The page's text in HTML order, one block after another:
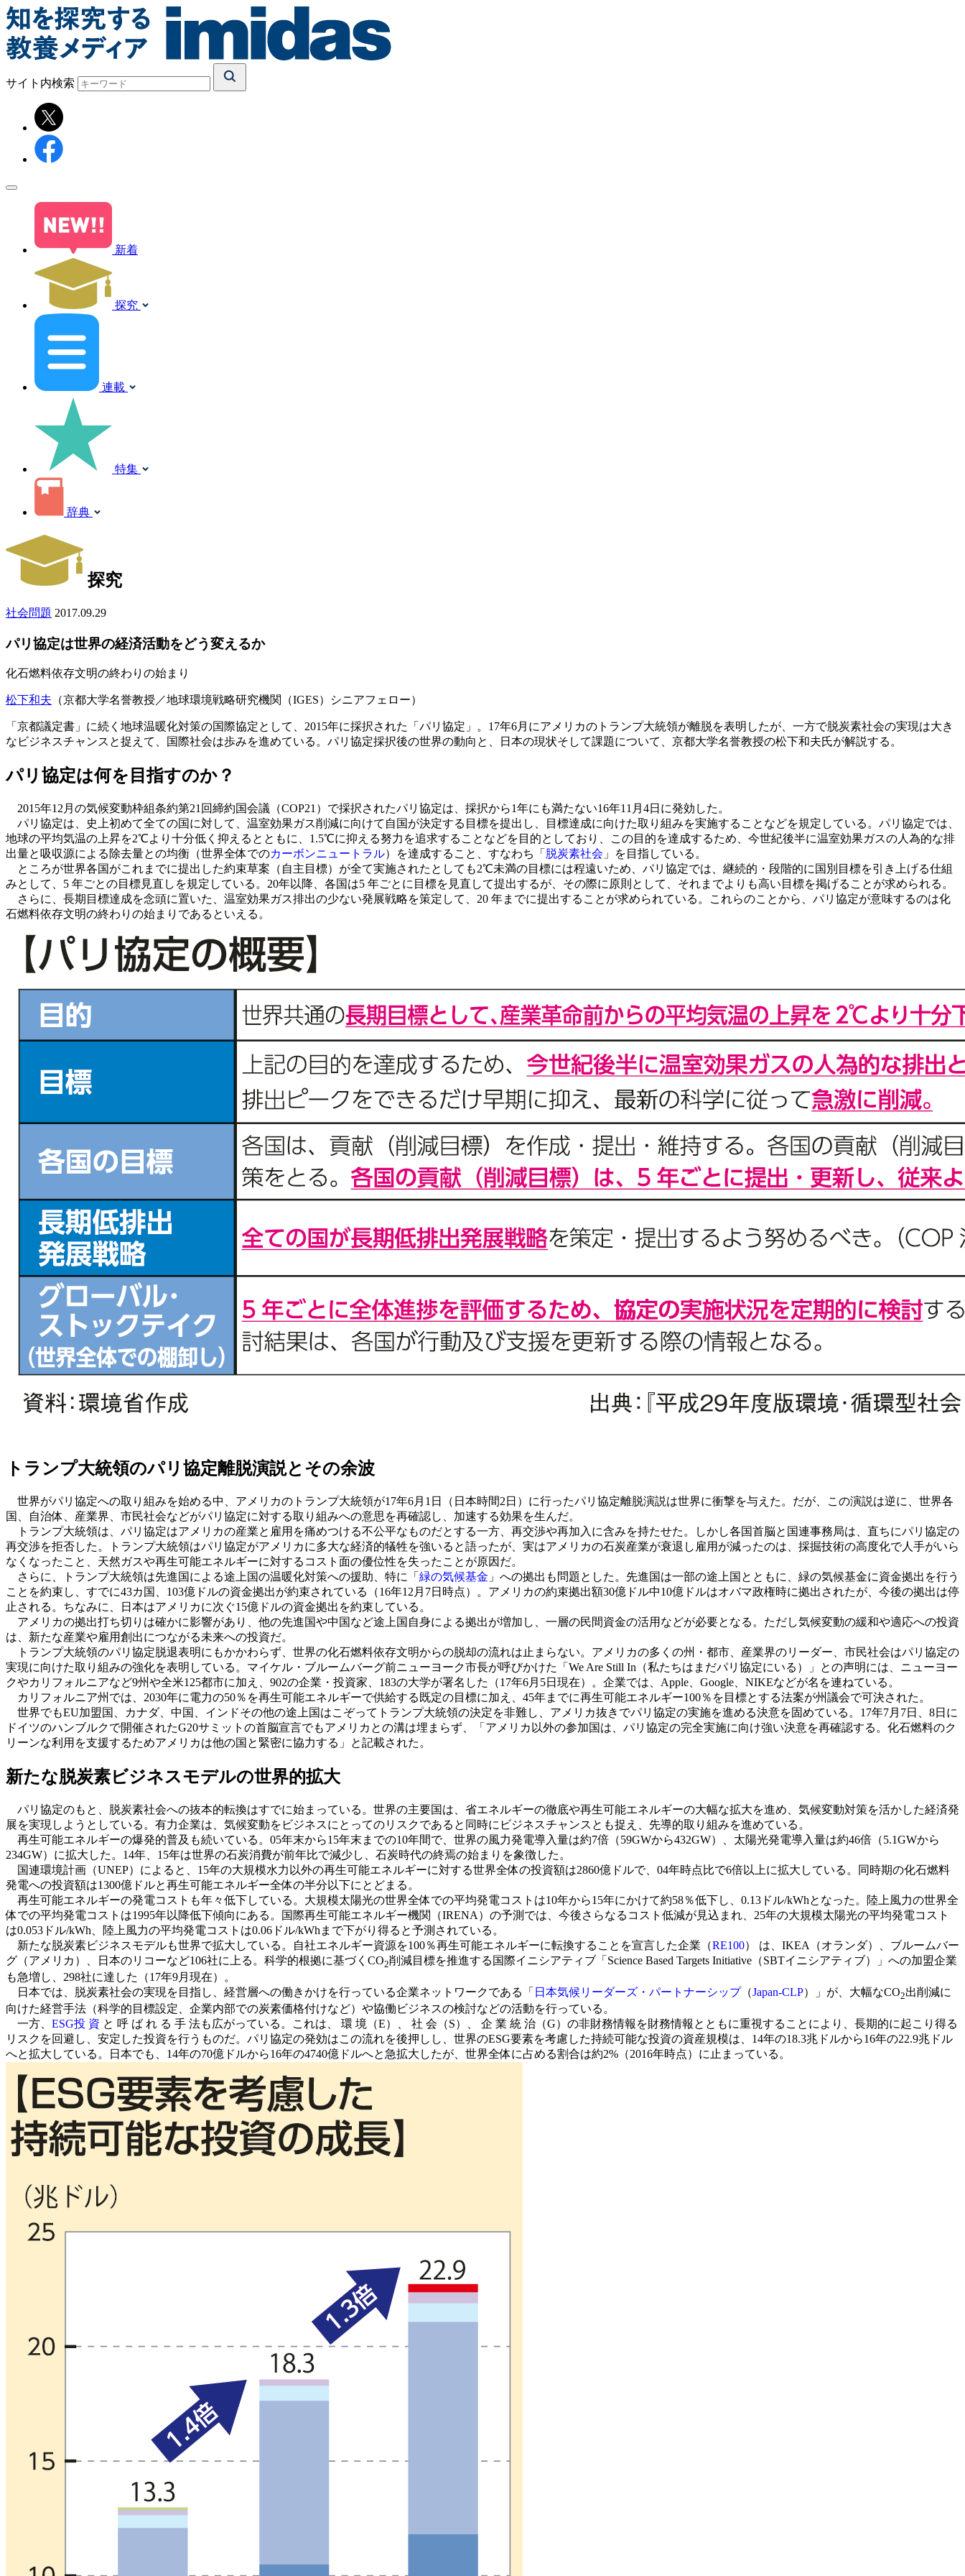
サイト内検索
新着
探究
連載
特集
辞典
探究
社会問題 2017.09.29
パリ協定は世界の経済活動をどう変えるか
化石燃料依存文明の終わりの始まり
松下和夫 （京都大学名誉教授／地球環境戦略研究機関（IGES）シニアフェロー）
「京都議定書」に続く地球温暖化対策の国際協定として、2015年に採択された「パリ協定」。17年6月にアメリカのトランプ大統領が離脱を表明したが、一方で脱炭素社会の実現は大き
なビジネスチャンスと捉えて、国際社会は歩みを進めている。パリ協定採択後の世界の動向と、日本の現状そして課題について、京都大学名誉教授の松下和夫氏が解説する。
パリ協定は何を目指すのか？
2015年12月の気候変動枠組条約第21回締約国会議（COP21）で採択されたパリ協定は、採択から1年にも満たない16年11月4日に発効した。
パリ協定は、史上初めて全ての国に対して、温室効果ガス削減に向けて自国が決定する目標を提出し、目標達成に向けた取り組みを実施することなどを規定している。パリ協定では、
地球の平均気温の上昇を2℃より十分低く抑えるとともに、1.5℃に抑える努力を追求することなどを目的としており、この目的を達成するため、今世紀後半に温室効果ガスの人為的な排
出量と吸収源による除去量との均衡（世界全体でのカーボンニュートラル）を達成すること、すなわち「 脱炭素社会 」を目指している。
ところが世界各国がこれまでに提出した約束草案（自主目標）が全て実施されたとしても2℃未満の目標には程遠いため、パリ協定では、継続的・段階的に国別目標を引き上げる仕組
みとして、5 年ごとの目標見直しを規定している。20年以降、各国は5 年ごとに目標を見直して提出するが、その際に原則として、それまでよりも高い目標を掲げることが求められる。
さらに、長期目標達成を念頭に置いた、温室効果ガス排出の少ない発展戦略を策定して、20 年までに提出することが求められている。これらのことから、パリ協定が意味するのは化
石燃料依存文明の終わりの始まりであるといえる。
トランプ大統領のパリ協定離脱演説とその余波
世界がパリ協定への取り組みを始める中、アメリカのトランプ大統領が17年6月1日（日本時間2日）に行ったパリ協定離脱演説は世界に衝撃を与えた。だが、この演説は逆に、世界各
国、自治体、産業界、市民社会などがパリ協定に対する取り組みへの意思を再確認し、加速する効果を生んだ。
トランプ大統領は、パリ協定はアメリカの産業と雇用を痛めつける不公平なものだとする一方、再交渉や再加入に含みを持たせた。しかし各国首脳と国連事務局は、直ちにパリ協定の
再交渉を拒否した。トランプ大統領はパリ協定がアメリカに多大な経済的犠牲を強いると語ったが、実はアメリカの石炭産業が衰退し雇用が減ったのは、採掘技術の高度化で人手がいら
なくなったこと、天然ガスや再生可能エネルギーに対するコスト面の優位性を失ったことが原因だ。
さらに、トランプ大統領は先進国による途上国の温暖化対策への援助、特に「 緑の気候基金 」への拠出も問題とした。先進国は一部の途上国とともに、緑の気候基金に資金拠出を行う
ことを約束し、すでに43カ国、103億ドルの資金拠出が約束されている（16年12月7日時点）。アメリカの約束拠出額30億ドル中10億ドルはオバマ政権時に拠出されたが、今後の拠出は停
止される。ちなみに、日本はアメリカに次ぐ15億ドルの資金拠出を約束している。
アメリカの拠出打ち切りは確かに影響があり、他の先進国や中国など途上国自身による拠出が増加し、一層の民間資金の活用などが必要となる。ただし気候変動の緩和や適応への投資
は、新たな産業や雇用創出につながる未来への投資だ。
トランプ大統領のパリ協定脱退表明にもかかわらず、世界の化石燃料依存文明からの脱却の流れは止まらない。アメリカの多くの州・都市、産業界のリーダー、市民社会はパリ協定の
実現に向けた取り組みの強化を表明している。マイケル・ブルームバーグ前ニューヨーク市長が呼びかけた「We Are Still In（私たちはまだパリ協定にいる）」との声明には、ニューヨー
クやカリフォルニアなど9州や全米125都市に加え、902の企業・投資家、183の大学が署名した（17年6月5日現在）。企業では、Apple、Google、NIKEなどが名を連ねている。
カリフォルニア州では、2030年に電力の50％を再生可能エネルギーで供給する既定の目標に加え、45年までに再生可能エネルギー100％を目標とする法案が州議会で可決された。
世界でもEU加盟国、カナダ、中国、インドその他の途上国はこぞってトランプ大統領の決定を非難し、アメリカ抜きでパリ協定の実施を進める決意を固めている。17年7月7日、8日に
ドイツのハンブルクで開催されたG20サミットの首脳宣言でもアメリカとの溝は埋まらず、「アメリカ以外の参加国は、パリ協定の完全実施に向け強い決意を再確認する。化石燃料のク
リーンな利用を支援するためアメリカは他の国と緊密に協力する」と記載された。
新たな脱炭素ビジネスモデルの世界的拡大
パリ協定のもと、脱炭素社会への抜本的転換はすでに始まっている。世界の主要国は、省エネルギーの徹底や再生可能エネルギーの大幅な拡大を進め、気候変動対策を活かした経済発
展を実現しようとしている。有力企業は、気候変動をビジネスにとってのリスクであると同時にビジネスチャンスとも捉え、先導的取り組みを進めている。
再生可能エネルギーの爆発的普及も続いている。05年末から15年末までの10年間で、世界の風力発電導入量は約7倍（59GWから432GW）、太陽光発電導入量は約46倍（5.1GWから
234GW）に拡大した。14年、15年は世界の石炭消費が前年比で減少し、石炭時代の終焉の始まりを象徴した。
国連環境計画（UNEP）によると、15年の大規模水力以外の再生可能エネルギーに対する世界全体の投資額は2860億ドルで、04年時点比で6倍以上に拡大している。同時期の化石燃料
発電への投資額は1300億ドルと再生可能エネルギー全体の半分以下にとどまる。
再生可能エネルギーの発電コストも年々低下している。大規模太陽光の世界全体での平均発電コストは10年から15年にかけて約58％低下し、0.13ドル/kWhとなった。陸上風力の世界全
体での平均発電コストは1995年以降低下傾向にある。国際再生可能エネルギー機関（IRENA）の予測では、今後さらなるコスト低減が見込まれ、25年の大規模太陽光の平均発電コスト
は0.053ドル/kWh、陸上風力の平均発電コストは0.06ドル/kWhまで下がり得ると予測されている。
新たな脱炭素ビジネスモデルも世界で拡大している。自社エネルギー資源を100％再生可能エネルギーに転換することを宣言した企業（RE100） は、IKEA（オランダ）、ブルームバー
グ（アメリカ）、日本のリコーなど106社に上る。科学的根拠に基づくCO2削減目標を推進する国際イニシアティブ「Science Based Targets Initiative（SBTイニシアティブ）」への加盟企業
も急増し、298社に達した（17年9月現在）。
日本では、脱炭素社会の実現を目指し、経営層への働きかけを行っている企業ネットワークである「 日本気候リーダーズ・パートナーシップ（Japan-CLP）」が、大幅なCO2出削減に
向けた経営手法（科学的目標設定、企業内部での炭素価格付けなど）や協働ビジネスの検討などの活動を行っている。
一方、 ESG投 資 と 呼 ば れ る 手 法も広がっている。これは、 環 境（E）、 社 会（S）、 企 業 統 治（G）の非財務情報を財務情報とともに重視することにより、長期的に起こり得る
リスクを回避し、安定した投資を行うものだ。パリ協定の発効はこの流れを後押しし、世界のESG要素を考慮した持続可能な投資の資産規模は、14年の18.3兆ドルから16年の22.9兆ドル
へと拡大している。日本でも、14年の70億ドルから16年の4740億ドルへと急拡大したが、世界全体に占める割合は約2%（2016年時点）に止まっている。